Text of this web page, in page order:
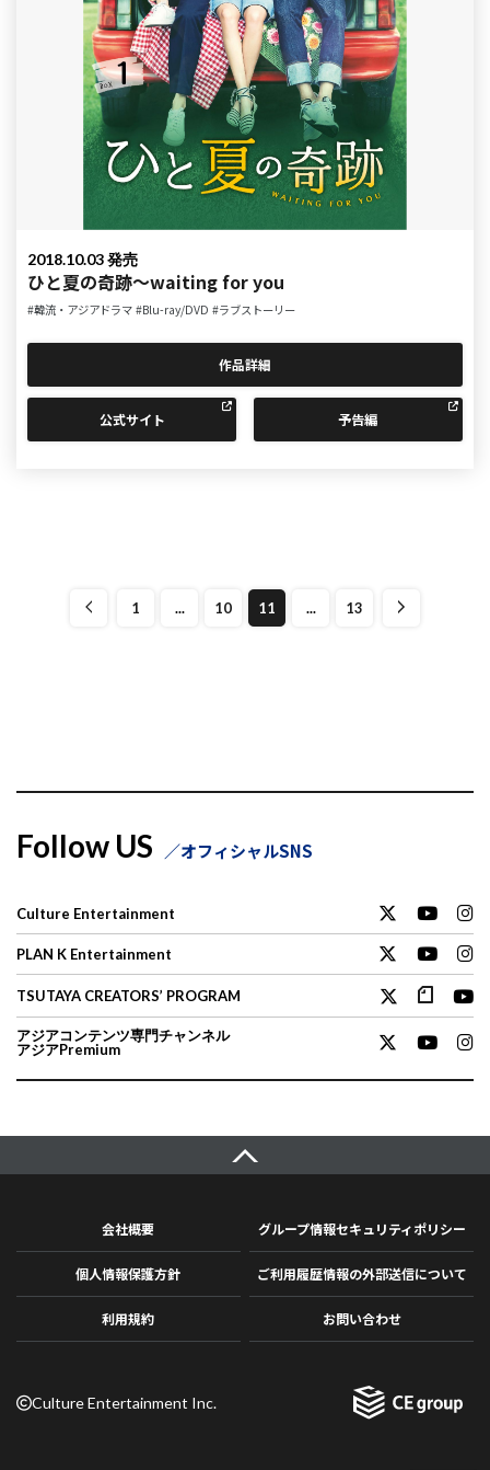
2018.10.03 発売
ひと夏の奇跡～waiting for you
#韓流・アジアドラマ #Blu-ray/DVD #ラブストーリー
作品詳細
公式サイト 予告編
1 ... 10 11 ... 13
Follow US オフィシャルSNS
Culture Entertainment
PLAN K Entertainment
TSUTAYA CREATORS’ PROGRAM
アジアコンテンツ専門チャンネル
アジアPremium
会社概要 グループ情報セキュリティポリシー
個人情報保護方針 ご利用履歴情報の外部送信について
利用規約 お問い合わせ
Culture Entertainment Inc.